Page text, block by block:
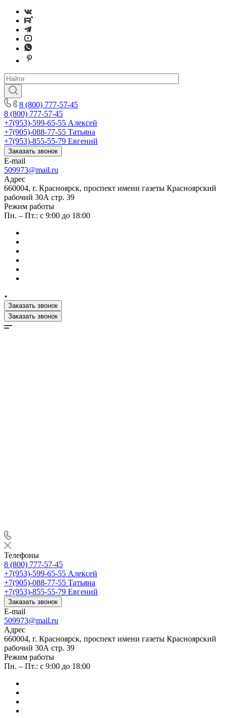
8 (800) 777-57-45
8 (800) 777-57-45
+7(953)-599-65-55 Алексей
+7(905)-088-77-55 Татьяна
+7(953)-855-55-79 Евгений
Заказать звонок
E-mail
509973@mail.ru
Адрес
660004, г. Красноярск, проспект имени газеты Красноярский
рабочий 30А стр. 39
Режим работы
Пн. – Пт.: с 9:00 до 18:00
Заказать звонок
Заказать звонок
Телефоны
8 (800) 777-57-45
+7(953)-599-65-55 Алексей
+7(905)-088-77-55 Татьяна
+7(953)-855-55-79 Евгений
Заказать звонок
E-mail
509973@mail.ru
Адрес
660004, г. Красноярск, проспект имени газеты Красноярский
рабочий 30А стр. 39
Режим работы
Пн. – Пт.: с 9:00 до 18:00